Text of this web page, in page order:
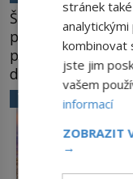
Šumí ve větru na
ptáky a mnozí
povšimnutí.
domy, vyrábět
inspiroval řadu
užitečná rostlina
Většina lidí
letního koupání.
VĚDA A TECHNIKA
stránek
kombinovat
jste jim
vašem
informací
ZOBRAZIT
→